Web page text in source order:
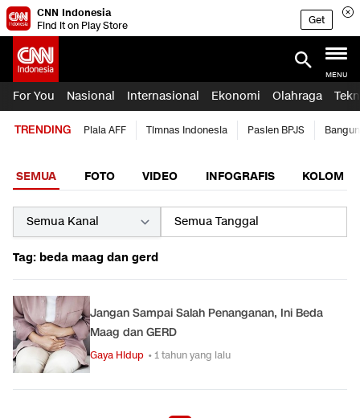
CNN Indonesia
Find it on Play Store
Get
MENU
For You Nasional Internasional Ekonomi Olahraga
TRENDING Piala AFF Timnas Indonesia Pasien BPJS
SEMUA FOTO VIDEO INFOGRAFIS KOLOM
Tag: beda maag dan gerd
Jangan Sampai Salah Penanganan, Ini Beda
Maag dan GERD
Gaya Hidup • 1 tahun yang lalu